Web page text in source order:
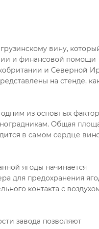
вину,
и финансовой помощи
и Северной
на стенде,
из основных
Общая
в самом сердце
ягоды начинается
для предохранения
контакта с
завода позволяют